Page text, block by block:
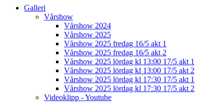
Galleri
Vårshow
Vårshow 2024
Vårshow 2025
Vårshow 2025 fredag 16/5 akt 1
Vårshow 2025 fredag 16/5 akt 2
Vårshow 2025 lördag kl 13:00 17/5 akt 1
Vårshow 2025 lördag kl 13:00 17/5 akt 2
Vårshow 2025 lördag kl 17:30 17/5 akt 1
Vårshow 2025 lördag kl 17:30 17/5 akt 2
Videoklipp - Youtube